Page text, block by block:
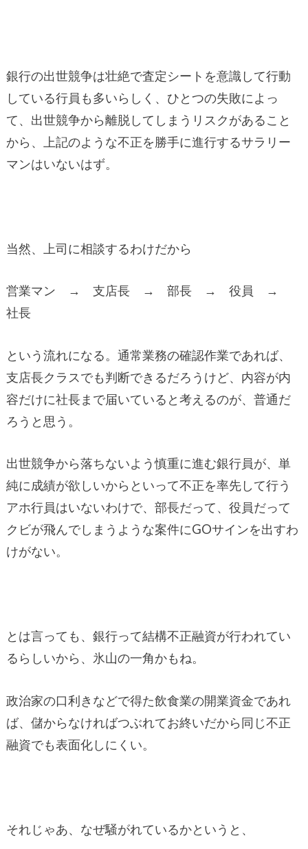
銀行の出世競争は壮絶で査定シートを意識して行動
している行員も多いらしく、ひとつの失敗によっ
て、出世競争から離脱してしまうリスクがあること
から、上記のような不正を勝手に進行するサラリー
マンはいないはず。
当然、上司に相談するわけだから
営業マン → 支店長 → 部長 → 役員 →
社長
という流れになる。通常業務の確認作業であれば、
支店長クラスでも判断できるだろうけど、内容が内
容だけに社長まで届いていると考えるのが、普通だ
ろうと思う。
出世競争から落ちないよう慎重に進む銀行員が、単
純に成績が欲しいからといって不正を率先して行う
アホ行員はいないわけで、部長だって、役員だって
クビが飛んでしまうような案件にGOサインを出すわ
けがない。
とは言っても、銀行って結構不正融資が行われてい
るらしいから、氷山の一角かもね。
政治家の口利きなどで得た飲食業の開業資金であれ
ば、儲からなければつぶれてお終いだから同じ不正
融資でも表面化しにくい。
それじゃあ、なぜ騒がれているかというと、